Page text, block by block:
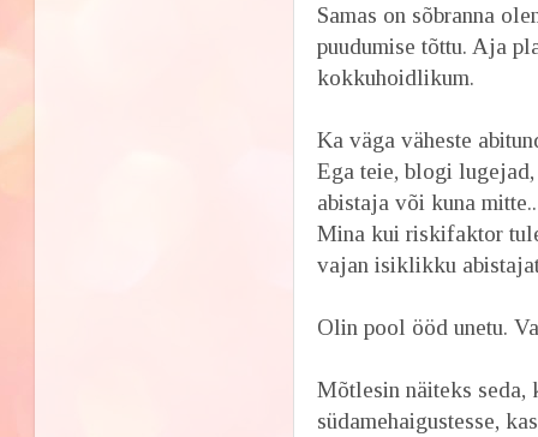
Samas on sõbranna
puudumise tõttu. Aja
kokkuhoidlikum.
Ka väga väheste
Ega teie, blogi
abistaja või kuna
Mina kui riskifaktor
vajan isiklikku
Olin pool ööd unetu.
Mõtlesin näiteks seda,
südamehaigustesse,